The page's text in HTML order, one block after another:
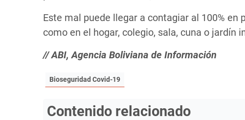
Este mal puede llegar a contagiar al 100%
como en el hogar, colegio, sala, cuna o jardín
// ABI, Agencia Boliviana de Información
Bioseguridad Covid-19
Contenido relacionado